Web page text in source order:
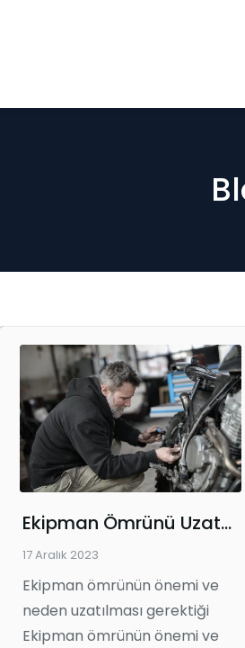
Ekipman Ömrünü Uzatmanın Yolları
17 Aralık 2023
Ekipman ömrünün önemi ve
neden uzatılması gerektiği
Ekipman ömrünün önemi ve